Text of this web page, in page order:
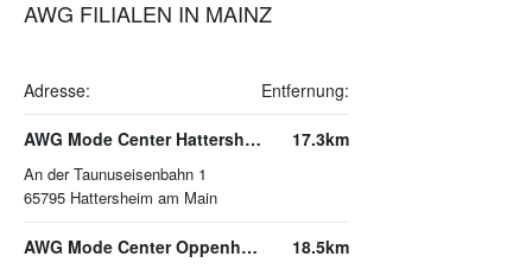
AWG FILIALEN IN MAINZ
Adresse: Entfernung:
AWG Mode Center Hattersheim
An der Taunuseisenbahn 1
65795 Hattersheim am Main
17.3km
AWG Mode Center Oppenheim 18.5km